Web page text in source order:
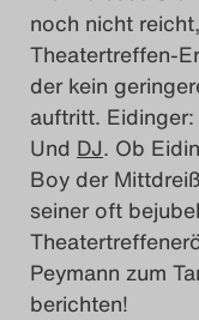
noch nicht
Theatertreffen-
der kein
auftritt. Eidinger:
Und DJ. Ob
Boy der
seiner oft
Peymann zum
berichten!